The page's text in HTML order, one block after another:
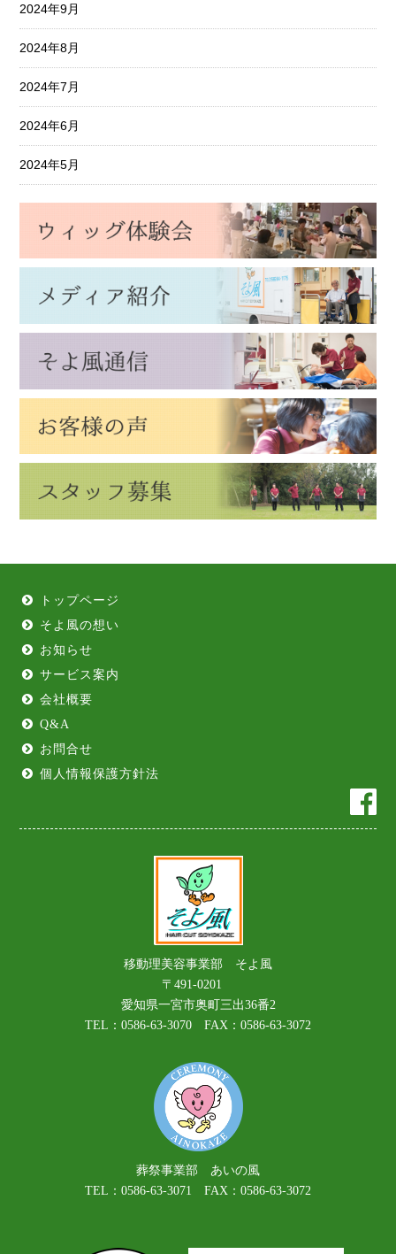
2024年9月
2024年8月
2024年7月
2024年6月
2024年5月
トップページ
そよ風の想い
お知らせ
サービス案内
会社概要
Q&A
お問合せ
個人情報保護方針法
移動理美容事業部 そよ風
〒491-0201
愛知県一宮市奥町三出36番2
TEL：0586-63-3070 FAX：0586-63-3072
葬祭事業部 あいの風
TEL：0586-63-3071 FAX：0586-63-3072